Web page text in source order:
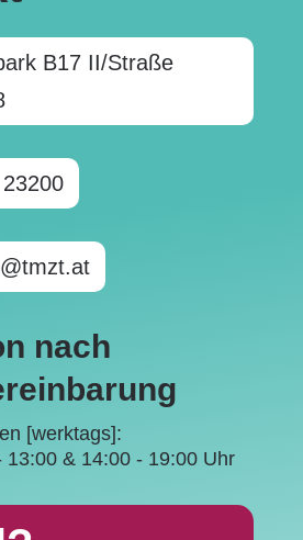
B17 II/Straße
nach
[werktags]:
13:00 & 14:00 - 19:00 Uhr